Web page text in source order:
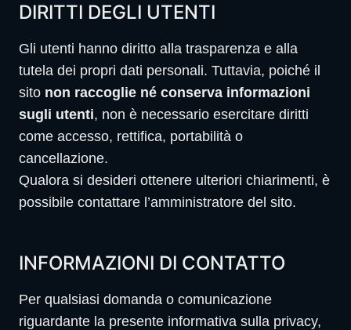
DIRITTI DEGLI UTENTI
Gli utenti hanno diritto alla trasparenza e alla
tutela dei propri dati personali. Tuttavia, poiché il
sito non raccoglie né conserva informazioni
sugli utenti, non è necessario esercitare diritti
come accesso, rettifica, portabilità o
cancellazione.
Qualora si desideri ottenere ulteriori chiarimenti, è
possibile contattare l’amministratore del sito.
INFORMAZIONI DI CONTATTO
Per qualsiasi domanda o comunicazione
riguardante la presente informativa sulla privacy,